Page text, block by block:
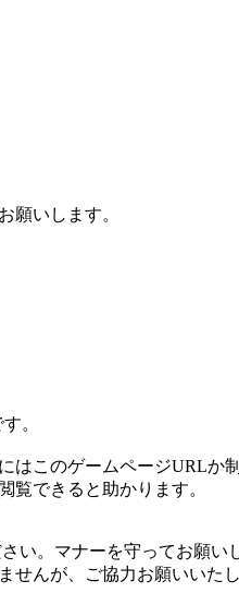
願いします。
。
はこのゲームページURLか
覧できると助かります。
い。マナーを守ってお願い
せんが、ご協力お願いいたし